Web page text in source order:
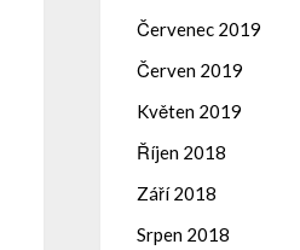
Červenec 2019
Červen 2019
Květen 2019
Říjen 2018
Září 2018
Srpen 2018